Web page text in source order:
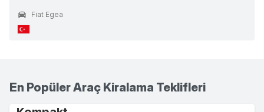
Fiat Egea
En Popüler Araç Kiralama Teklifleri